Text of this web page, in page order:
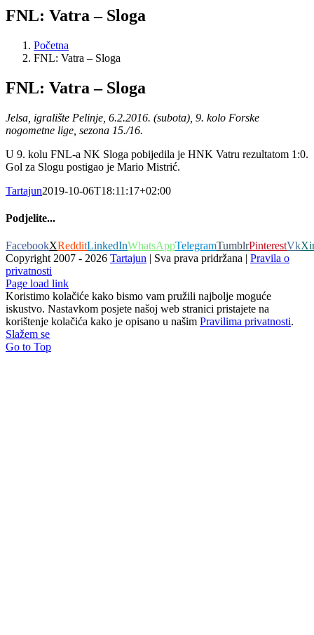
FNL: Vatra – Sloga
Početna
FNL: Vatra – Sloga
FNL: Vatra – Sloga
Jelsa, igralište Pelinje, 6.2.2016. (subota), 9. kolo Forske
nogometne lige, sezona 15./16.
U 9. kolu FNL-a NK Sloga pobijedila je HNK Vatru rezultatom 1:0.
Gol za Slogu postigao je Mario Mistrić.
Tartajun2019-10-06T18:11:17+02:00
Podjelite...
FacebookXRedditLinkedInWhatsAppTelegramTumblrPinterestVk
Copyright 2007 - 2026 Tartajun | Sva prava pridržana | Pravila o
privatnosti
Page load link
Koristimo kolačiće kako bismo vam pružili najbolje moguće
iskustvo. Nastavkom posjete našoj web stranici pristajete na
korištenje kolačića kako je opisano u našim Pravilima privatnosti.
Slažem se
Go to Top